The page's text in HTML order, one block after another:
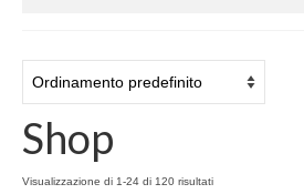
CHI SIAMO
SHOP ONLINE
CONTATTI
Shop
Visualizzazione di 1-24 di 120 risultati